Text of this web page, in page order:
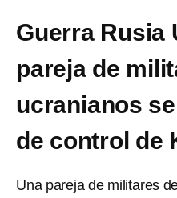
Guerra Rusia
pareja de
ucranianos
de control de
Una pareja de militares